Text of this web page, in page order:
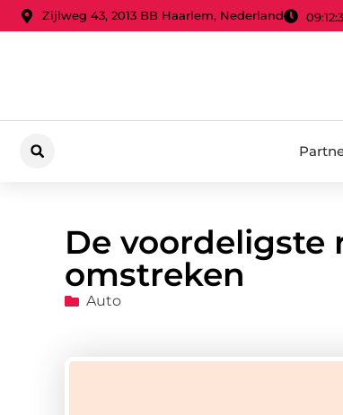
Zijlweg 43, 2013 BB Haarlem, Nederland
De voordeligste
omstreken
Auto